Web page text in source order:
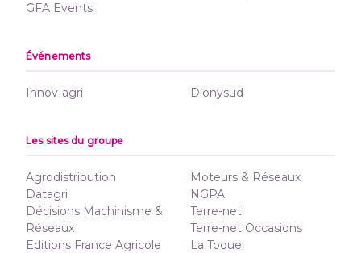
GFA Events
Événements
Innov-agri Dionysud
Les sites du groupe
Agrodistribution
Datagri
Décisions Machinisme &
Réseaux
Editions France Agricole
Moteurs & Réseaux
NGPA
Terre-net
Terre-net Occasions
La Toque